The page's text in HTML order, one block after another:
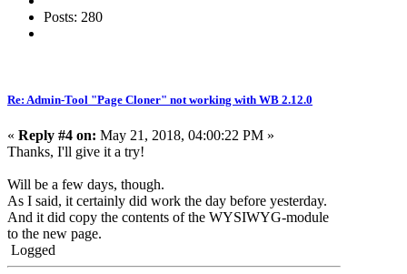
Posts: 280
Re: Admin-Tool "Page Cloner" not working with WB 2.12.0
« Reply #4 on: May 21, 2018, 04:00:22 PM »
Thanks, I'll give it a try!
Will be a few days, though.
As I said, it certainly did work the day before yesterday.
And it did copy the contents of the WYSIWYG-module
to the new page.
Logged